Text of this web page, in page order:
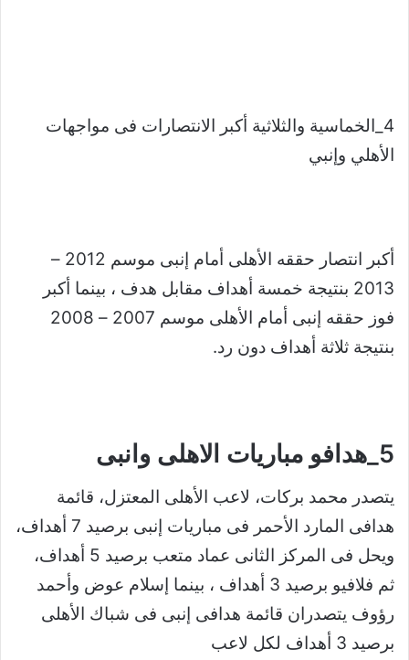
4_الخماسية والثلاثية أكبر الانتصارات فى مواجهات
الأهلي وإنبي
أكبر انتصار حققه الأهلى أمام إنبى موسم 2012 –
2013 بنتيجة خمسة أهداف مقابل هدف ، بينما أكبر
فوز حققه إنبى أمام الأهلى موسم 2007 – 2008
بنتيجة ثلاثة أهداف دون رد.
5_هدافو مباريات الاهلى وانبى
يتصدر محمد بركات، لاعب الأهلى المعتزل، قائمة
هدافى المارد الأحمر فى مباريات إنبى برصيد 7 أهداف،
ويحل فى المركز الثانى عماد متعب برصيد 5 أهداف،
ثم فلافيو برصيد 3 أهداف ، بينما إسلام عوض وأحمد
رؤوف يتصدران قائمة هدافى إنبى فى شباك الأهلى
برصيد 3 أهداف لكل لاعب